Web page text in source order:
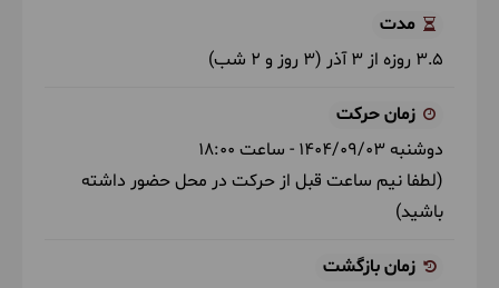
مدت
3.5 روزه از 3 آذر (3 روز و 2 شب)
زمان حرکت
دوشنبه 1404/09/03 - ساعت 18:00
(لطفا نیم ساعت قبل از حرکت در محل حضور داشته
باشید)
زمان بازگشت